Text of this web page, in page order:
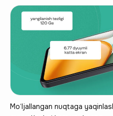
Mo‘ljallangan nuqtaga